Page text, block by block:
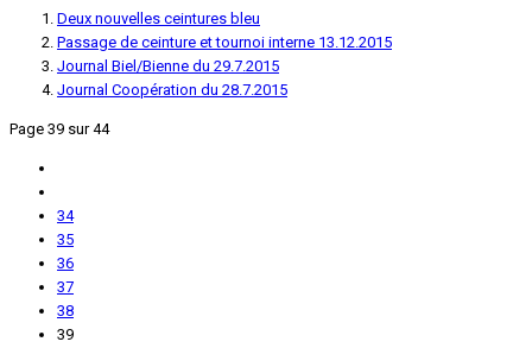
Deux nouvelles ceintures bleu
Passage de ceinture et tournoi interne 13.12.2015
Journal Biel/Bienne du 29.7.2015
Journal Coopération du 28.7.2015
Page 39 sur 44
34
35
36
37
38
39